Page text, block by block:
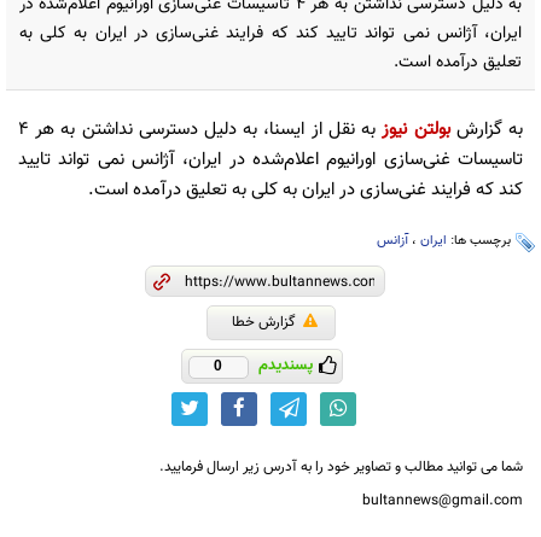
ایران، آژانس نمی تواند تایید کند که فرایند غنی‌سازی در ایران به کلی به
تعلیق درآمده است.
به گزارشبولتن نیوز
به نقل از ایسنا، به دلیل دسترسی نداشتن به هر ۴
تاسیسات غنی‌سازی اورانیوم اعلام‌شده در ایران، آژانس نمی تواند تایید
کند که فرایند غنی‌سازی در ایران به کلی به تعلیق درآمده است.
برچسب ها: ایران ،آزانس
گزارش خطا
پسندیدم 0
شما می توانید مطالب و تصاویر خود را به آدرس زیر ارسال فرمایید.
bultannews@gmail.com